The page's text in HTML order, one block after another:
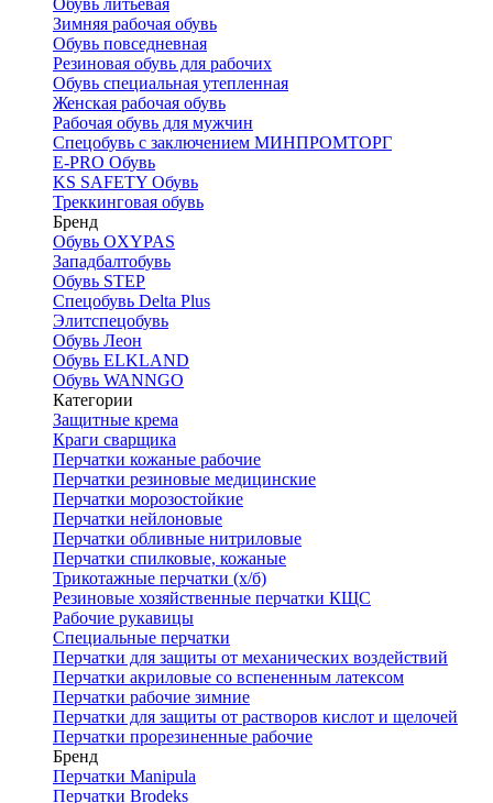
Обувь литьевая
Зимняя рабочая обувь
Обувь повседневная
Резиновая обувь для рабочих
Обувь специальная утепленная
Женская рабочая обувь
Рабочая обувь для мужчин
Спецобувь с заключением МИНПРОМТОРГ
E-PRO Обувь
KS SAFETY Обувь
Треккинговая обувь
Бренд
Обувь OXYPAS
Западбалтобувь
Обувь STEP
Спецобувь Delta Plus
Элитспецобувь
Обувь Леон
Обувь ELKLAND
Обувь WANNGO
Категории
Защитные крема
Краги сварщика
Перчатки кожаные рабочие
Перчатки резиновые медицинские
Перчатки морозостойкие
Перчатки нейлоновые
Перчатки обливные нитриловые
Перчатки спилковые, кожаные
Трикотажные перчатки (х/б)
Резиновые хозяйственные перчатки КЩС
Рабочие рукавицы
Специальные перчатки
Перчатки для защиты от механических воздействий
Перчатки акриловые со вспененным латексом
Перчатки рабочие зимние
Перчатки для защиты от растворов кислот и щелочей
Перчатки прорезиненные рабочие
Бренд
Перчатки Manipula
Перчатки Brodeks